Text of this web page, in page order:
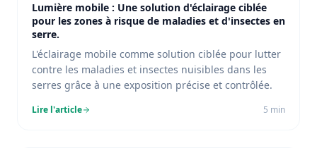
Lumière mobile : Une solution d'éclairage ciblée
pour les zones à risque de maladies et d'insectes en
serre.
L'éclairage mobile comme solution ciblée pour lutter
contre les maladies et insectes nuisibles dans les
serres grâce à une exposition précise et contrôlée.
Lire l'article 5 min